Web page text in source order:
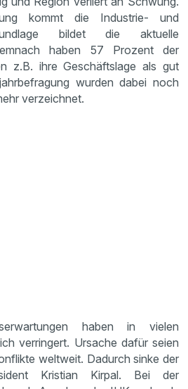
kommt die Industrie- und
bildet die aktuelle
haben 57 Prozent der
z.B. ihre Geschäftslage als gut
wurden dabei noch
verzeichnet.
haben in vielen
verringert. Ursache dafür seien
weltweit. Dadurch sinke der
Kristian Kirpal. Bei der